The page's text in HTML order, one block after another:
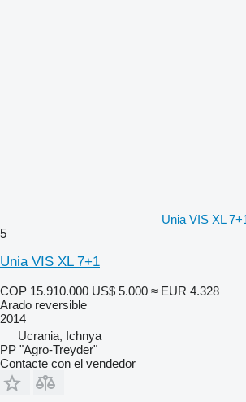
Unia VIS XL
5
Unia VIS XL 7+1
COP 15.910.000 US$ 5.000 ≈ EUR 4.328
Arado reversible
2014
Ucrania, Ichnya
PP "Agro-Treyder"
Contacte con el vendedor